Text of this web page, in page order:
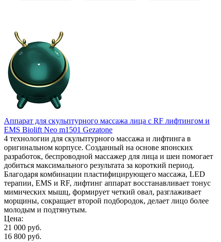
Аппарат для скульптурного массажа лица с RF лифтингом и
EMS Biolift Neo m1501 Gezatone
4 технологии для скульптурного массажа и лифтинга в
оригинальном корпусе. Созданный на основе японских
разработок, беспроводной массажер для лица и шеи помогает
добиться максимального результата за короткий период.
Благодаря комбинации пластифицирующего массажа, LED
терапии, EMS и RF, лифтинг аппарат восстанавливает тонус
мимических мышц, формирует четкий овал, разглаживает
морщины, сокращает второй подбородок, делает лицо более
молодым и подтянутым.
Цена:
21 000 руб.
16 800 руб.